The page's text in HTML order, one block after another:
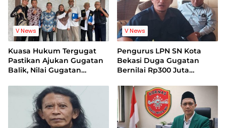
V News
Kuasa Hukum Tergugat
Pastikan Ajukan Gugatan
Balik, Nilai Gugatan
Legal Standing
V News
Pengurus LPN SN Kota
Bekasi Duga Gugatan
Bernilai Rp300 Juta
Terhadap Lembaga